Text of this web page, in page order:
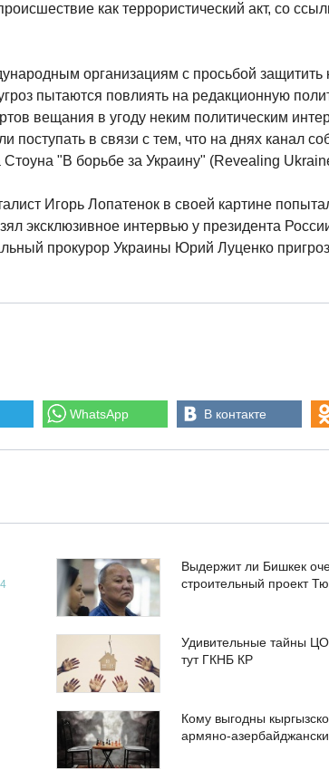
как террористический акт, со
организациям с просьбой защитить
пытаются повлиять на редакционную
вещания в угоду неким политическим
поступать в связи с тем, что на днях канал
"В борьбе за Украину" (Revealing
Игорь Лопатенок в своей картине
эксклюзивное интервью у президента
прокурор Украины Юрий Луценко
WhatsApp В контакте
4
Выдержит ли Бишкек
строительный проект
Удивительные тайны
тут ГКНБ КР
Кому выгодны
армяно-